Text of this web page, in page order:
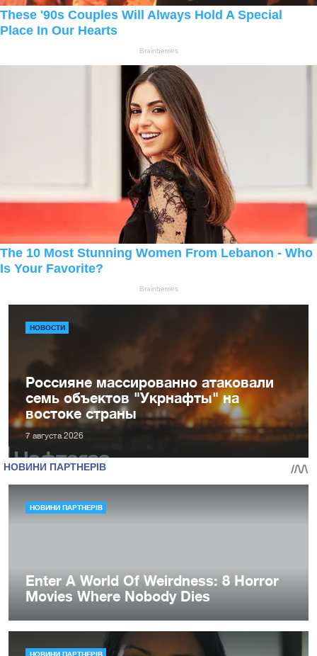
НОВОСТИ
Россияне массированно атаковали
семь объектов "Укрнафты" на
востоке страны
7 августа 2026